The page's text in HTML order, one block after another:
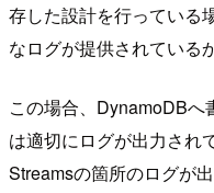
存した設計を行っている
なログが提供されている
この場合、DynamoDB
は適切にログが出力され
Streamsの箇所のログが